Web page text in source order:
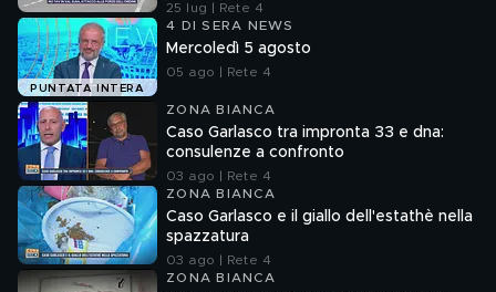
25 lug | Rete 4
PUNTATA INTERA
4 DI SERA NEWS
Mercoledì 5 agosto
05 ago | Rete 4
ZONA BIANCA
Caso Garlasco tra impronta 33 e dna:
consulenze a confronto
03 ago | Rete 4
ZONA BIANCA
Caso Garlasco e il giallo dell'estathè nella
spazzatura
03 ago | Rete 4
ZONA BIANCA